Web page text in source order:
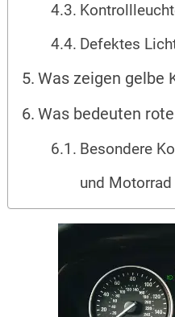
Defektes
Was zeigen gelbe
Was bedeuten
Besondere
und Motorrad